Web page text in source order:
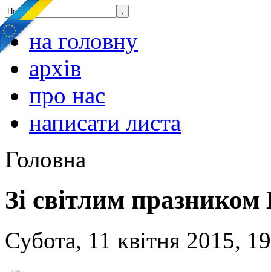
на головну
архів
про нас
написати листа
Головна
Зі світлим
Субота, 11 квітня 2015,